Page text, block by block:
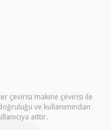
çevirisi makine çevirisi ile
ve kullanımından
aittir.